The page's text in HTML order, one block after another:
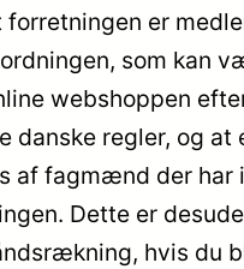
forretningen er
som kan
webshoppen
danske regler, og at
af fagmænd der har
Dette er
hvis du